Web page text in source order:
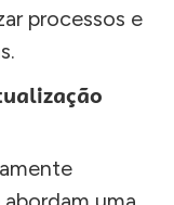
processos e